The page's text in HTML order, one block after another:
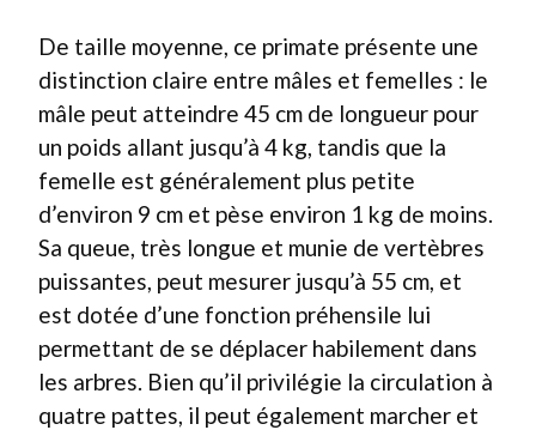
De taille moyenne, ce primate présente une
distinction claire entre mâles et femelles : le
mâle peut atteindre 45 cm de longueur pour
un poids allant jusqu’à 4 kg, tandis que la
femelle est généralement plus petite
d’environ 9 cm et pèse environ 1 kg de moins.
Sa queue, très longue et munie de vertèbres
puissantes, peut mesurer jusqu’à 55 cm, et
est dotée d’une fonction préhensile lui
permettant de se déplacer habilement dans
les arbres. Bien qu’il privilégie la circulation à
quatre pattes, il peut également marcher et